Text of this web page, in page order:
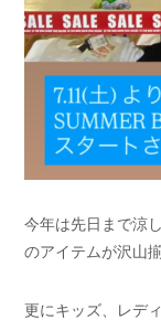
今年は先日まで涼
のアイテムが沢山
更にキッズ、レデ